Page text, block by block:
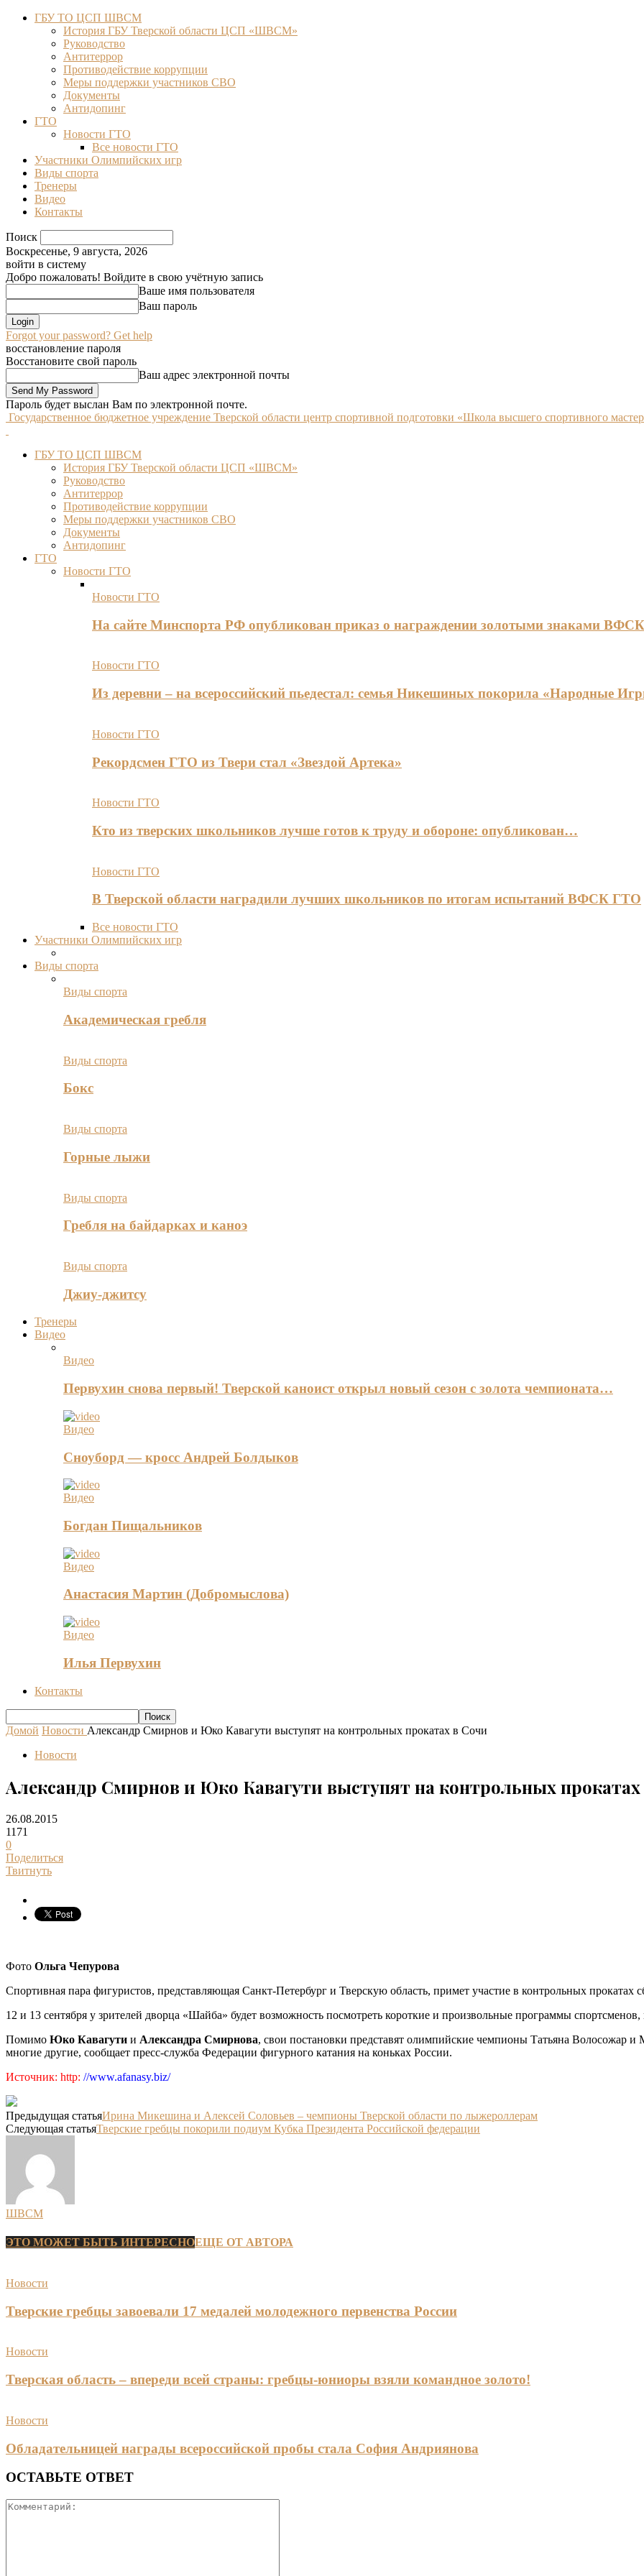
ГБУ ТО ЦСП ШВСМ
История ГБУ Тверской области ЦСП «ШВСМ»
Руководство
Антитеррор
Противодействие коррупции
Меры поддержки участников СВО
Документы
Антидопинг
ГТО
Новости ГТО
Все новости ГТО
Участники Олимпийских игр
Виды спорта
Тренеры
Видео
Контакты
Поиск
Воскресенье, 9 августа, 2026
войти в систему
Добро пожаловать! Войдите в свою учётную запись
Ваше имя пользователя
Ваш пароль
Forgot your password? Get help
восстановление пароля
Восстановите свой пароль
Ваш адрес электронной почты
Пароль будет выслан Вам по электронной почте.
Государственное бюджетное учреждение Тверской области центр спортивной подготовки «Школа высшего спортивного
ГБУ ТО ЦСП ШВСМ
История ГБУ Тверской области ЦСП «ШВСМ»
Руководство
Антитеррор
Противодействие коррупции
Меры поддержки участников СВО
Документы
Антидопинг
ГТО
Новости ГТО
Новости ГТО
На сайте Минспорта РФ опубликован приказ о награждении золотыми знаками
Новости ГТО
Из деревни – на всероссийский пьедестал: семья Никешиных покорила «Народные
Новости ГТО
Рекордсмен ГТО из Твери стал «Звездой Артека»
Новости ГТО
Кто из тверских школьников лучше готов к труду и обороне: опубликован…
Новости ГТО
В Тверской области наградили лучших школьников по итогам испытаний ВФСК ГТО
Все новости ГТО
Участники Олимпийских игр
Виды спорта
Виды спорта
Академическая гребля
Виды спорта
Бокс
Виды спорта
Горные лыжи
Виды спорта
Гребля на байдарках и каноэ
Виды спорта
Джиу-джитсу
Тренеры
Видео
Видео
Первухин снова первый! Тверской каноист открыл новый сезон с золота чемпионата…
Видео
Сноуборд — кросс Андрей Болдыков
Видео
Богдан Пищальников
Видео
Анастасия Мартин (Добромыслова)
Видео
Илья Первухин
Контакты
Домой Новости Александр Смирнов и Юко Кавагути выступят на контрольных прокатах в Сочи
Новости
Александр Смирнов и Юко Кавагути выступят на контрольных
26.08.2015
1171
0
Поделиться
Твитнуть
Фото Ольга Чепурова
Спортивная пара фигуристов, представляющая Санкт-Петербург и Тверскую область, примет участие в контрольных
12 и 13 сентября у зрителей дворца «Шайба» будет возможность посмотреть короткие и произвольные программы
Помимо Юко Кавагути и Александра Смирнова, свои постановки представят олимпийские чемпионы Татьяна Волосожар
многие другие, сообщает пресс-служба Федерации фигурного катания на коньках России.
Источник: http: //www.afanasy.biz/
Предыдущая статьяИрина Микешина и Алексей Соловьев – чемпионы Тверской области по лыжероллерам
Следующая статьяТверские гребцы покорили подиум Кубка Президента Российской федерации
ШВСМ
ЭТО МОЖЕТ БЫТЬ ИНТЕРЕСНОЕЩЕ ОТ АВТОРА
Новости
Тверские гребцы завоевали 17 медалей молодежного первенства России
Новости
Тверская область – впереди всей страны: гребцы-юниоры взяли командное золото!
Новости
Обладательницей награды всероссийской пробы стала София Андриянова
ОСТАВЬТЕ ОТВЕТ